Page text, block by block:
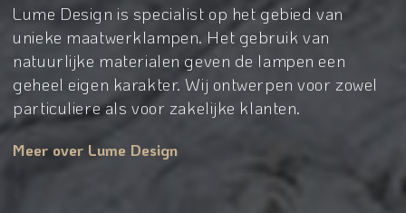
Lume Design is specialist op het gebied van
unieke maatwerklampen. Het gebruik van
natuurlijke materialen geven de lampen een
geheel eigen karakter. Wij ontwerpen voor zowel
particuliere als voor zakelijke klanten.
Meer over Lume Design